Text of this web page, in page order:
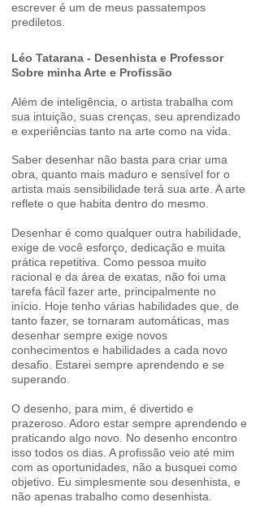
escrever é um de meus passatempos
prediletos.
Léo Tatarana - Desenhista e Professor
Sobre minha Arte e Profissão
Além de inteligência, o artista trabalha com
sua intuição, suas crenças, seu aprendizado
e experiências tanto na arte como na vida.
Saber desenhar não basta para criar uma
obra, quanto mais maduro e sensível for o
artista mais sensibilidade terá sua arte. A arte
reflete o que habita dentro do mesmo.
Desenhar é como qualquer outra habilidade,
exige de você esforço, dedicação e muita
prática repetitiva. Como pessoa muito
racional e da área de exatas, não foi uma
tarefa fácil fazer arte, principalmente no
início. Hoje tenho várias habilidades que, de
tanto fazer, se tornaram automáticas, mas
desenhar sempre exige novos
conhecimentos e habilidades a cada novo
desafio. Estarei sempre aprendendo e se
superando.
O desenho, para mim, é divertido e
prazeroso. Adoro estar sempre aprendendo e
praticando algo novo. No desenho encontro
isso todos os dias. A profissão veio até mim
com as oportunidades, não a busquei como
objetivo. Eu simplesmente sou desenhista, e
não apenas trabalho como desenhista.